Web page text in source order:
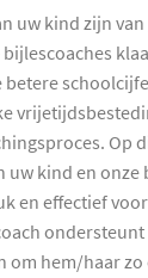
uw kind zijn
bijlescoaches
betere
Op
kind en onze
en effectief
ondersteunt
om hem/haar